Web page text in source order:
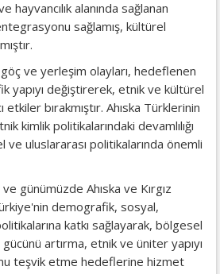
alanında sağlanan
sağlamış, kültürel
ve yerleşim olayları, hedeflenen
yapıyı değiştirerek, etnik ve kültürel
bırakmıştır. Ahıska Türklerinin
kimlik politikalarındaki devamlılığı
uluslararası politikalarında önemli
günümüzde Ahıska ve Kırgız
demografik, sosyal,
katkı sağlayarak, bölgesel
artırma, etnik ve üniter yapıyı
teşvik etme hedeflerine hizmet